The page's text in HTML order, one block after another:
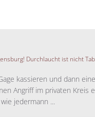
Durchlaucht ist nicht
kassieren und dann
Angriff im privaten Kreis
jedermann ...